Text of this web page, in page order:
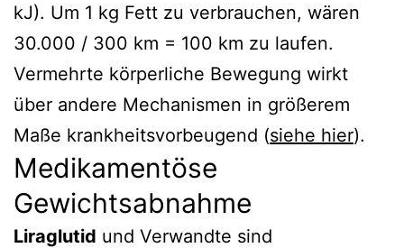
kJ). Um 1 kg Fett zu verbrauchen, wären
30.000 / 300 km = 100 km zu laufen.
Vermehrte körperliche Bewegung wirkt
über andere Mechanismen in größerem
Maße krankheitsvorbeugend (siehe hier).
Medikamentöse
Gewichtsabnahme
Liraglutid und Verwandte sind